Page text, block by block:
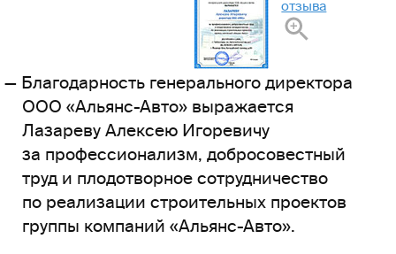
отзыва
Благодарность генерального директора
ООО «Альянс-Авто» выражается
Лазареву Алексею Игоревичу
за профессионализм, добросовестный
труд и плодотворное сотрудничество
по реализации строительных проектов
группы компаний «Альянс-Авто».